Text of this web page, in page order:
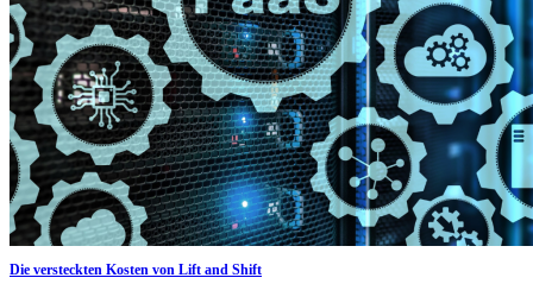
Die versteckten Kosten von Lift and Shift